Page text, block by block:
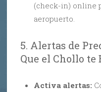
(check-in) online
aeropuerto.
5. Alertas de
Que el Chollo te
Activa alertas: